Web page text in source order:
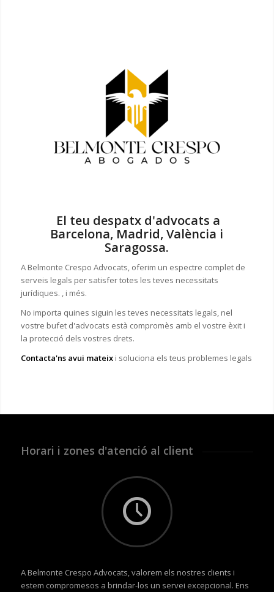
El teu despatx d'advocats a
Barcelona, Madrid, València i
Saragossa.
A Belmonte Crespo Advocats, oferim un espectre complet de
serveis legals per satisfer totes les teves necessitats
jurídiques. , i més.
No importa quines siguin les teves necessitats legals, nel
vostre bufet d'advocats està compromès amb el vostre èxit i
la protecció dels vostres drets.
Contacta'ns avui mateix i soluciona els teus problemes legals
Horari i zones d'atenció al client
A Belmonte Crespo Advocats, valorem els nostres clients i
estem compromesos a brindar-los un servei excepcional. Ens